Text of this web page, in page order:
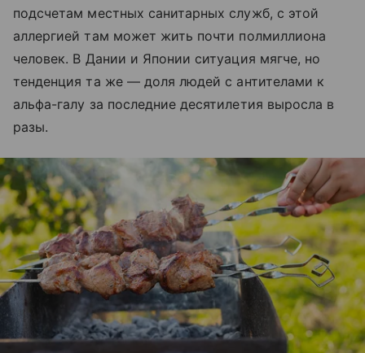
подсчетам местных санитарных служб, с этой
аллергией там может жить почти полмиллиона
человек. В Дании и Японии ситуация мягче, но
тенденция та же — доля людей с антителами к
альфа-галу за последние десятилетия выросла в
разы.